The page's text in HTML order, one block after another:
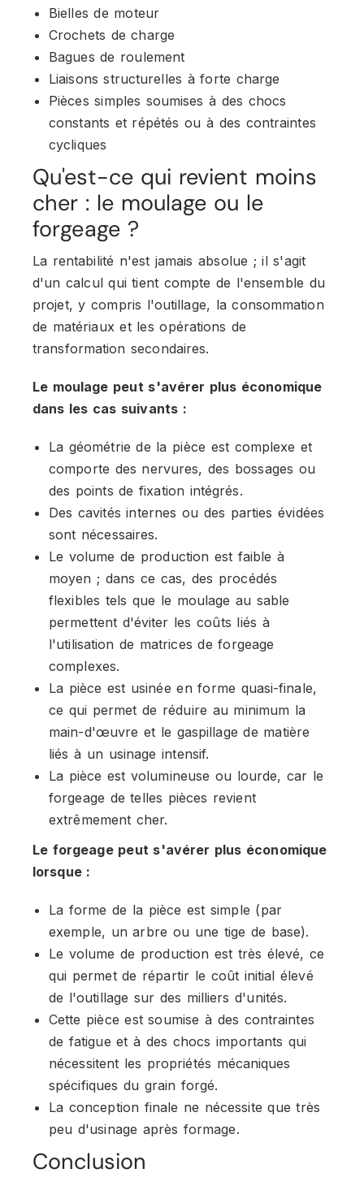
Bielles de moteur
Crochets de charge
Bagues de roulement
Liaisons structurelles à forte charge
Pièces simples soumises à des chocs
constants et répétés ou à des contraintes
cycliques
Qu'est-ce qui revient moins
cher : le moulage ou le
forgeage ?
La rentabilité n'est jamais absolue ; il s'agit
d'un calcul qui tient compte de l'ensemble du
projet, y compris l'outillage, la consommation
de matériaux et les opérations de
transformation secondaires.
Le moulage peut s'avérer plus économique
dans les cas suivants :
La géométrie de la pièce est complexe et
comporte des nervures, des bossages ou
des points de fixation intégrés.
Des cavités internes ou des parties évidées
sont nécessaires.
Le volume de production est faible à
moyen ; dans ce cas, des procédés
flexibles tels que le moulage au sable
permettent d'éviter les coûts liés à
l'utilisation de matrices de forgeage
complexes.
La pièce est usinée en forme quasi-finale,
ce qui permet de réduire au minimum la
main-d'œuvre et le gaspillage de matière
liés à un usinage intensif.
La pièce est volumineuse ou lourde, car le
forgeage de telles pièces revient
extrêmement cher.
Le forgeage peut s'avérer plus économique
lorsque :
La forme de la pièce est simple (par
exemple, un arbre ou une tige de base).
Le volume de production est très élevé, ce
qui permet de répartir le coût initial élevé
de l'outillage sur des milliers d'unités.
Cette pièce est soumise à des contraintes
de fatigue et à des chocs importants qui
nécessitent les propriétés mécaniques
spécifiques du grain forgé.
La conception finale ne nécessite que très
peu d'usinage après formage.
Conclusion